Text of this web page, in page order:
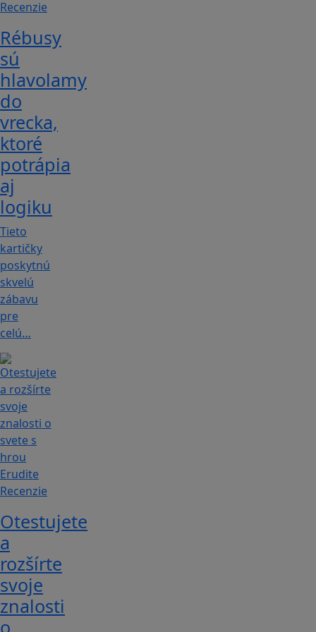
Recenzie
Rébusy
sú
hlavolamy
do
vrecka,
ktoré
potrápia
aj
logiku
Tieto
kartičky
poskytnú
skvelú
zábavu
pre
celú…
Recenzie
Otestujete
a
rozšírte
svoje
znalosti
o